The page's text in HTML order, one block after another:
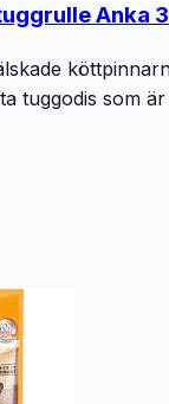
Anka
tuggodis som